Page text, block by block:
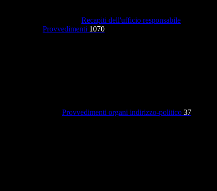
Recapiti dell'ufficio responsabile
Provvedimenti 1070
Provvedimenti organi indirizzo-politico 37